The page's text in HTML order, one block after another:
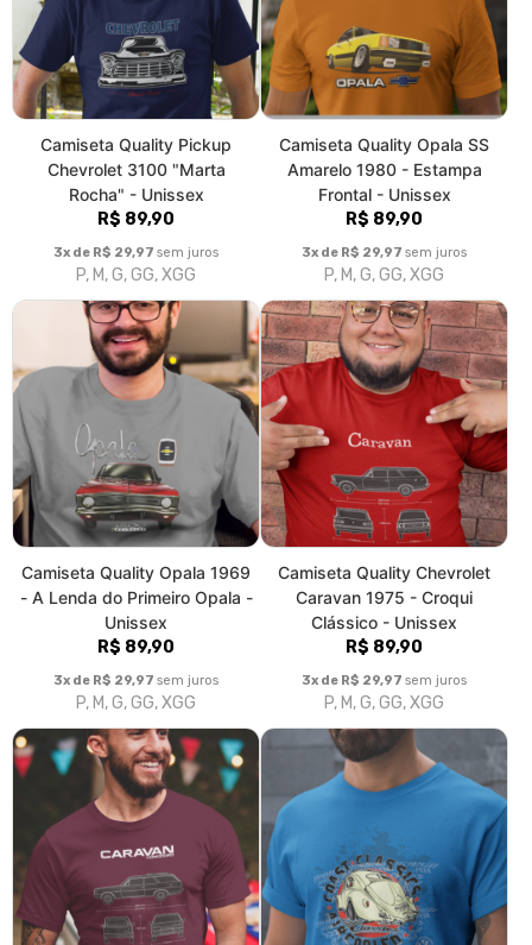
P, M, G, GG, XGG
Camiseta Quality Opala 1969
- A Lenda do Primeiro Opala -
Unissex
R$ 89,90
3x de R$ 29,97
P, M, G, GG, XGG
Camiseta Quality Chevrolet
Caravan 1975 - Croqui
Clássico - Unissex
R$ 89,90
3x de R$ 29,97 sem juros
P, M, G, GG, XGG
Camiseta Quality Chevrolet
Caravan Comodoro 1989 -
Croqui Clássico - Unissex
R$ 89,90
3x de R$ 29,97sem juros
P, M, G, GG, XGG
Camiseta Quality "Coast
Classic Air Cooled" – Estilo
Vintage - Unissex
3x de R$ 29,97 sem juros
P, M, G, GG, XGG